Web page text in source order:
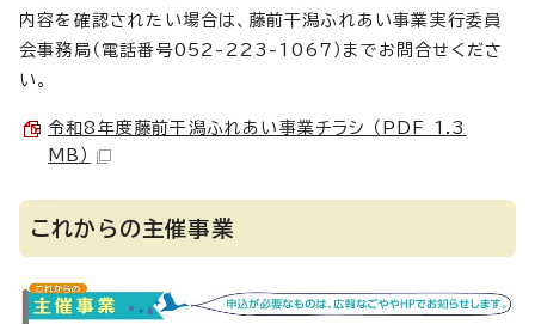
内容を確認されたい場合は、藤前干潟ふれあい事業実行委員
会事務局（電話番号052-223-1067）までお問合せくださ
い。
令和8年度藤前干潟ふれあい事業チラシ （PDF 1.3
MB）
これからの主催事業